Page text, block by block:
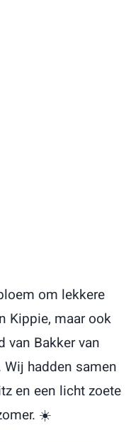
om lekkere
Kippie, maar ook
van Bakker van
hadden samen
en een licht zoete
☀️